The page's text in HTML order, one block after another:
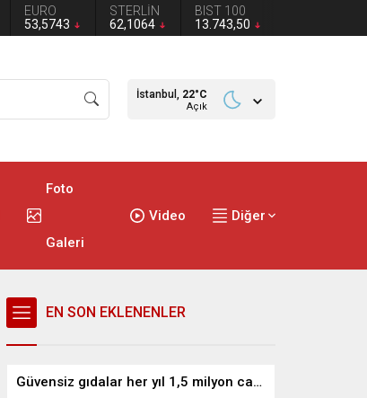
EURO
53,5743
STERLİN
62,1064
BIST 100
13.743,50
İstanbul, 22°C
Açık
Foto
Galeri
Video Diğer
EN SON EKLENENLER
Güvensiz gıdalar her yıl 1,5 milyon can alıyor